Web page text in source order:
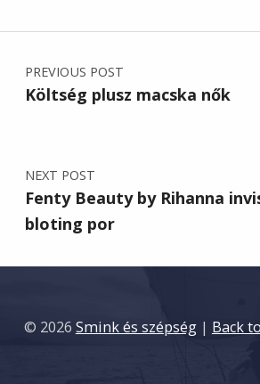
Post navigation
PREVIOUS POST
Költség plusz macska nők
NEXT POST
Fenty Beauty by Rihanna
bloting por
© 2026 Smink és szépség | Back